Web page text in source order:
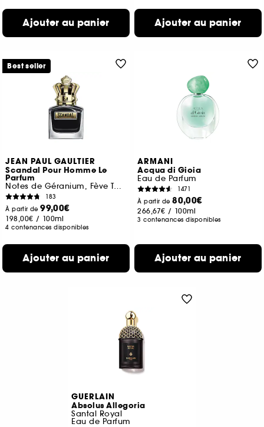
Ajouter au panier Ajouter au panier
JEAN PAUL GAULTIER
Scandal Pour Homme Le
Parfum
Notes de Géranium, Fève Tonka, Bois de Santal
183
À partir de99,00€
198,00€ / 100ml
4 contenances disponibles
Ajouter au panier
Best seller
ARMANI
Acqua di Gioia
Eau de Parfum
1471
À partir de80,00€
266,67€ / 100ml
3 contenances disponibles
Ajouter au panier
GUERLAIN
Absolus Allegoria
Santal Royal
Eau de Parfum